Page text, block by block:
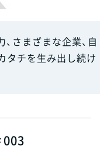
さまざまな企業、自
タチを生み出し続け
003